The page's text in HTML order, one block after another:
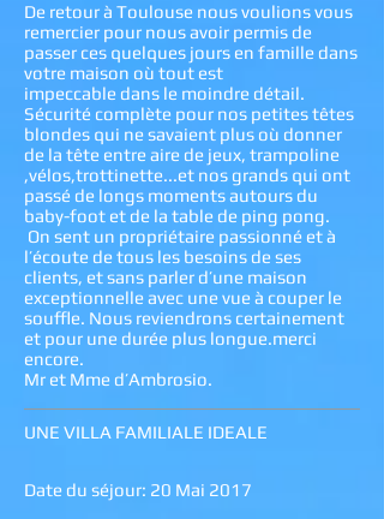
De retour à Toulouse nous voulions vous
remercier pour nous avoir permis de
passer ces quelques jours en famille dans
votre maison où tout est
impeccable dans le moindre détail.
Sécurité complète pour nos petites têtes
blondes qui ne savaient plus où donner
de la tête entre aire de jeux, trampoline
,vélos,trottinette...et nos grands qui ont
passé de longs moments autours du
baby-foot et de la table de ping pong.
On sent un propriétaire passionné et à
l’écoute de tous les besoins de ses
clients, et sans parler d’une maison
exceptionnelle avec une vue à couper le
souffle. Nous reviendrons certainement
et pour une durée plus longue.merci
encore.
Mr et Mme d’Ambrosio.
UNE VILLA FAMILIALE IDEALE
Date du séjour: 20 Mai 2017